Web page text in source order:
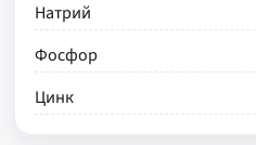
Натрий
Фосфор
Цинк